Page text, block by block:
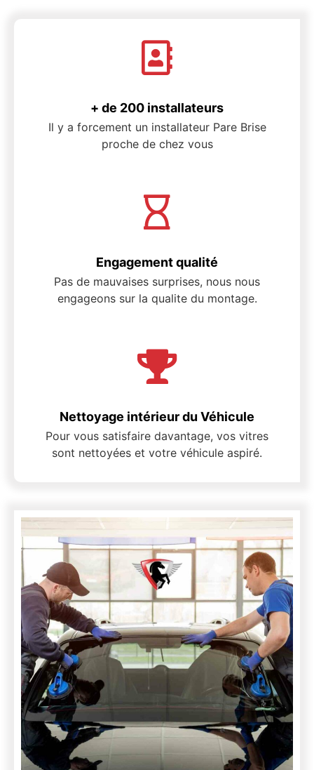
+ de 200 installateurs
Il y a forcement un installateur Pare Brise
proche de chez vous
Engagement qualité
Pas de mauvaises surprises, nous nous
engageons sur la qualite du montage.
Nettoyage intérieur du Véhicule
Pour vous satisfaire davantage, vos vitres
sont nettoyées et votre véhicule aspiré.